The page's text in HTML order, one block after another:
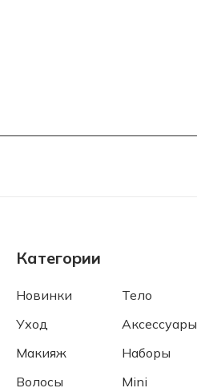
Категории
Новинки Тело
Макияж Наборы
Уход Аксессуары
Волосы
Mini